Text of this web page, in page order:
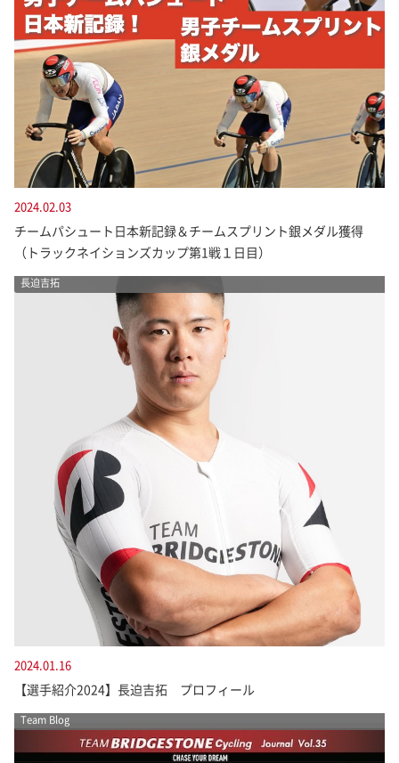
2024.02.03
チームパシュート日本新記録＆チームスプリント銀メダル獲得
（トラックネイションズカップ第1戦１日目）
長迫吉拓
2024.01.16
【選手紹介2024】長迫吉拓 プロフィール
Team Blog